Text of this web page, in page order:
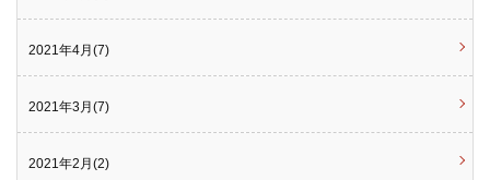
2021年4月(7)
2021年3月(7)
2021年2月(2)